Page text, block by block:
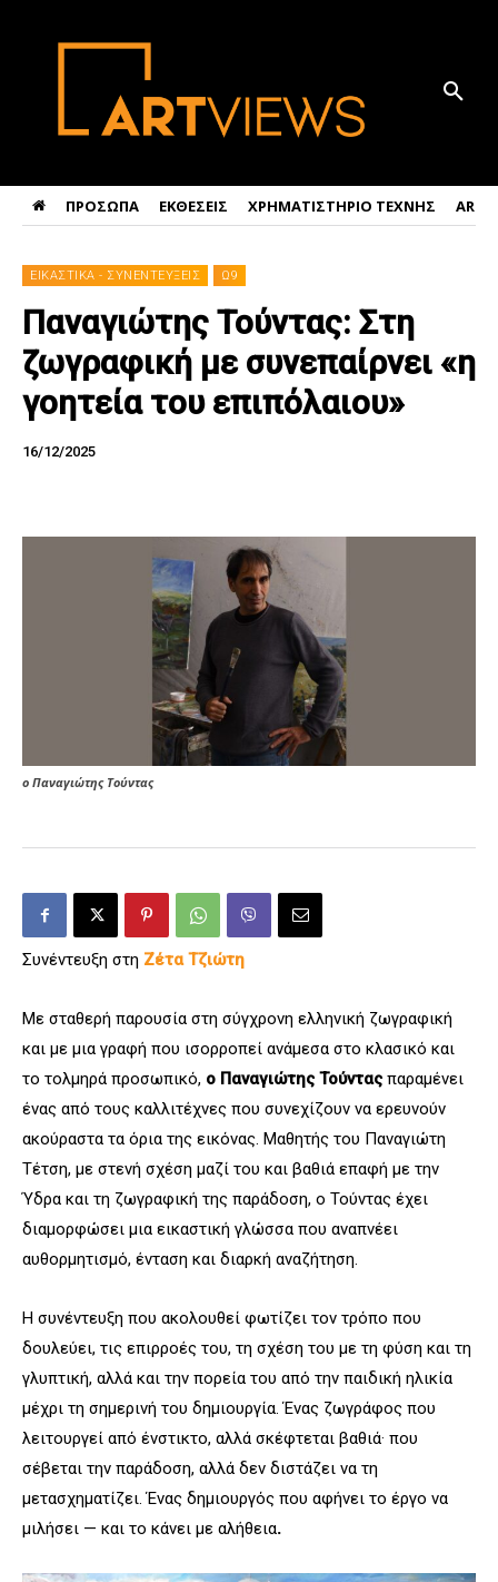
ΠΡΟΣΩΠΑ ΕΚΘΕΣΕΙΣ ΧΡΗΜΑΤΙΣΤΗΡΙΟ ΤΕΧΝΗΣ ART
ΕΙΚΑΣΤΙΚΑ - ΣΥΝΕΝΤΕΥΞΕΙΣ Ω9
Παναγιώτης Τούντας: Στη
ζωγραφική με συνεπαίρνει «η
γοητεία του επιπόλαιου»
16/12/2025
ο Παναγιώτης Τούντας
Συνέντευξη στη Ζέτα Τζιώτη
Με σταθερή παρουσία στη σύγχρονη ελληνική ζωγραφική
και με μια γραφή που ισορροπεί ανάμεσα στο κλασικό και
το τολμηρά προσωπικό, ο Παναγιώτης Τούντας παραμένει
ένας από τους καλλιτέχνες που συνεχίζουν να ερευνούν
ακούραστα τα όρια της εικόνας. Μαθητής του Παναγιώτη
Τέτση, με στενή σχέση μαζί του και βαθιά επαφή με την
Ύδρα και τη ζωγραφική της παράδοση, ο Τούντας έχει
διαμορφώσει μια εικαστική γλώσσα που αναπνέει
αυθορμητισμό, ένταση και διαρκή αναζήτηση.
Η συνέντευξη που ακολουθεί φωτίζει τον τρόπο που
δουλεύει, τις επιρροές του, τη σχέση του με τη φύση και τη
γλυπτική, αλλά και την πορεία του από την παιδική ηλικία
μέχρι τη σημερινή του δημιουργία. Ένας ζωγράφος που
λειτουργεί από ένστικτο, αλλά σκέφτεται βαθιά· που
σέβεται την παράδοση, αλλά δεν διστάζει να τη
μετασχηματίζει. Ένας δημιουργός που αφήνει το έργο να
μιλήσει — και το κάνει με αλήθεια.